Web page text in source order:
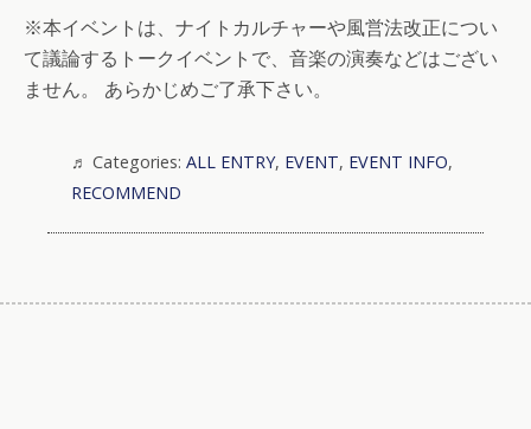
※本イベントは、ナイトカルチャーや風営法改正につい
て議論するトークイベントで、音楽の演奏などはござい
ません。 あらかじめご了承下さい。
Categories: ALL ENTRY, EVENT, EVENT INFO,
RECOMMEND